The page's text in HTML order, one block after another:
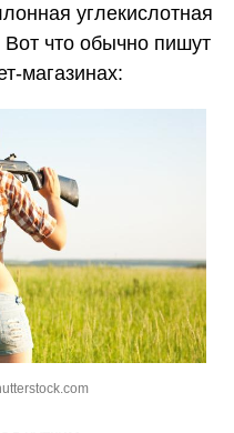
углекислотная
Вот что обычно пишут
магазинах: